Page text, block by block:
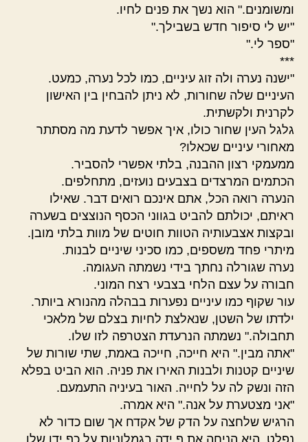
ומשומנים." הוא נשך את פנים לחיו.
"יש לי סיפור חדש בשבילך."
"ספר לי."
***
"ישנה נערה ולה זוג עיניים, כמו לכל נערה, כמעט.
העיניים שלה שחורות, לא ניתן להבחין בין האישון
לקרנית ולקשתית.
גלגל העין שחור כולו, איך אפשר לדעת מה מסתתר
מאחורי עיניים שכאלו?
ממעמקי רצון ההבנה, בלתי אפשרי להסביר.
הכתמים המרצדים בצבעים נועזים, מתחלפים.
הנערה רואה הכל, אתם אינכם רואים דבר. שאילו
ראיתם, יכולתם להביט בגווני הכסף הנוצצים בשערה
ובקצות אצבעותיה הטוות חוטים של מוות בלתי מובן.
מיתרי פחד משספים, כמו סכיני שיניים לבנות.
נערה שגורלה נחתך בידי נשמתה העגומה.
חבורה על עצם הלחי בצבעי רצח המוני.
עור שקוף כמו עיניים נפערות בבהלה מהנורא ביותר.
ילדתו של השטן, שנאלצת לחיות בצלם של מלאכי
תחבולה." נשמתה הנרעדת הצטרפה לזו שלו.
"אתה מבין." היא חייכה, חייכה באמת, שתי שורות של
שיניים קטנות ולבנות האירו את פניה. הוא הביט בפלא
הזה ונשק לה על לחייה. האור בעיניה התעמעם.
"אני מצטערת על אנה." היא אמרה.
הרגיש שלחצה על הדק של אקדח אך שום כדור לא
נפלט. היא הניחה את ף ידה בגמלוניות על כף ידו שלו